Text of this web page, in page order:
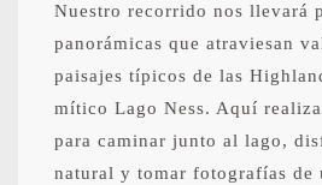
Nuestro recorrido nos llevará
panorámicas que atraviesan
paisajes típicos de las
mítico Lago Ness. Aquí
para caminar junto al lago,
natural y tomar fotografías de